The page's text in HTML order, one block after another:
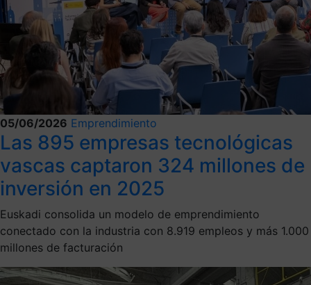
05/06/2026 Emprendimiento
Las 895 empresas tecnológicas
vascas captaron 324 millones de
inversión en 2025
Euskadi consolida un modelo de emprendimiento
conectado con la industria con 8.919 empleos y más 1.000
millones de facturación